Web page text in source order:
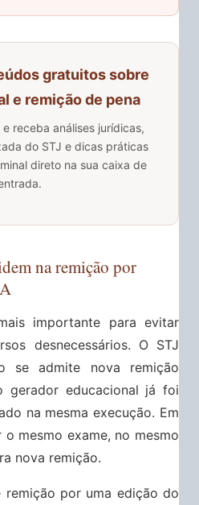
gratuitos sobre
e remição de pena
receba análises jurídicas,
do STJ e dicas práticas
direto na sua caixa de
na remição por
importante para evitar
desnecessários. O STJ
se admite nova remição
gerador educacional já foi
na mesma execução. Em
mesmo exame, no mesmo
nova remição.
remição por uma edição do